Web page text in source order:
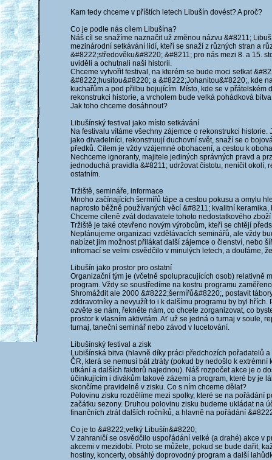
Kam tedy chceme v příštích letech Libušín dovést? A proč?
Co je podle nás cílem Libušína?
Náš cíl se snažíme naznačit už změnou názvu &#8211;
mezinárodní setkávání lidí, kteří se snaží z různých stran a
&#8222;středověku&#8220; &#8211; pro nás mezi 8. a 15.
uviděli a ochutnali naši historii.
Chceme vytvořit festival, na kterém se bude moci setkat
&#8222;husitou&#8220; a &#8222;Johanitou&#8220;, kde
kuchařům a pod přilbu bojujícím. Místo, kde se v
rekonstrukci historie, a vrcholem bude velká pohádková
Jak toho chceme dosáhnout?
Libušínský festival jako místo setkávání
Na festivalu vítáme všechny zájemce o rekonstrukci
jako divadelníci, rekonstruují duchovní svět, snaží se o
předků. Cílem je vždy vzájemné obohacení, a cestou k
Nechceme ignoranty, majitele jediných správných pravd a
jednoduchá pravidla &#8211; udržovat čistotu, neničit okolí,
ostatním.
Tržiště, semináře, informace
Mnoho začínajících šermířů tápe a cestou pokusu a omylu
naprosto běžně používaných věcí &#8211; kvalitní
Chceme cíleně zvát dodavatele tohoto nedostatkového
Tržiště je také otevřeno novým výrobcům, kteří se chtějí
Neplánujeme organizaci vzdělávacích seminářů, ale vždy
nabízet jim možnost přilákat další zájemce o členství, nebo
infromací se velmi osvědčilo v minulých letech, a doufáme,
Libušín jako prostor pro ostatní
Organizační tým je (včetně spolupracujících osob) relativně
program. Vždy se soustředíme na kostru programu
Shromáždit ale 2000 &#8222;šermířů&#8220;, postavit
zddravotníky a nevyužít to i k dalšímu programu by byl
ozvěte se nám, řekněte nám, co chcete zorganizovat, co
prostor k vlasním aktivitám. Ať už se jedná o turnaj v soule,
turnaj, taneční seminář nebo závod v lucetování.
Libušínský festival a zisk
Lubišínská bitva (hlavně díky práci předchozích pořadatelů
ČR, která se nemusí bát ztráty (pokud by nedošlo k
utkání a dalších faktorů najednou). Náš rozpočet akce je o
účinkujícím i divákům takové zázemí a program, které by je
skončíme pravidelně v zisku. Co s ním chceme dělat?
Polovinu zisku rozdělíme mezi spolky, které se na pořádání
začátku sezony. Druhou polovinu zisku budeme ukládat na
finančních ztrát dalších ročníků, a hlavně na pořádání
Co je to &#8222;velký Libušín&#8220;
V zahraničí se osvědčilo uspořádání velké (a drahé) akce v
akcemi v mezidobí. Proto se můžete, pokud se bude dařit,
hostiny, koncerty, obsáhlý doprovodný program a další